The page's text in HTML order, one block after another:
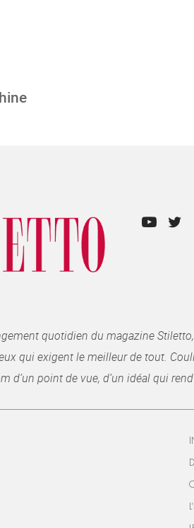
quotidien du magazine
qui exigent le meilleur de tout.
d’un point de vue, d’un idéal qui